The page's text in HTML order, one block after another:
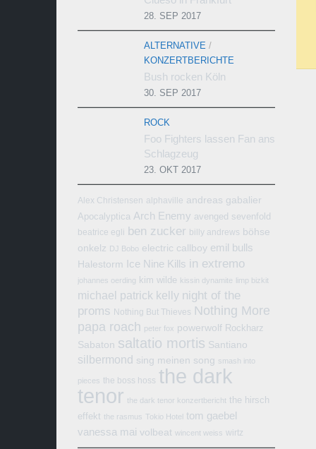
28. SEP 2017
ALTERNATIVE /
KONZERTBERICHTE
Bush rocken Köln
30. SEP 2017
ROCK
Foo Fighters lassen Fan ans
Schlagzeug
23. OKT 2017
Alex Christensen alphaville andreas gabalier
Apocalyptica Arch Enemy avenged sevenfold
beatrice egli ben zucker billy andrews böhse
onkelz DJ Bobo electric callboy emil bulls
Halestorm Ice Nine Kills in extremo
johannes oerding kim wilde kissin dynamite limp bizkit
michael patrick kelly night of the
proms Nothing But Thieves Nothing More
papa roach peter fox powerwolf Rockharz
Sabaton saltatio mortis Santiano
silbermond sing meinen song smash into
pieces the boss hoss the dark
tenor the dark tenor konzertbericht the hirsch
effekt the rasmus Tokio Hotel tom gaebel
vanessa mai volbeat wincent weiss wirtz